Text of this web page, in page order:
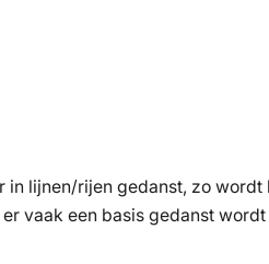
lijnen/rijen gedanst, zo
vaak een basis gedanst